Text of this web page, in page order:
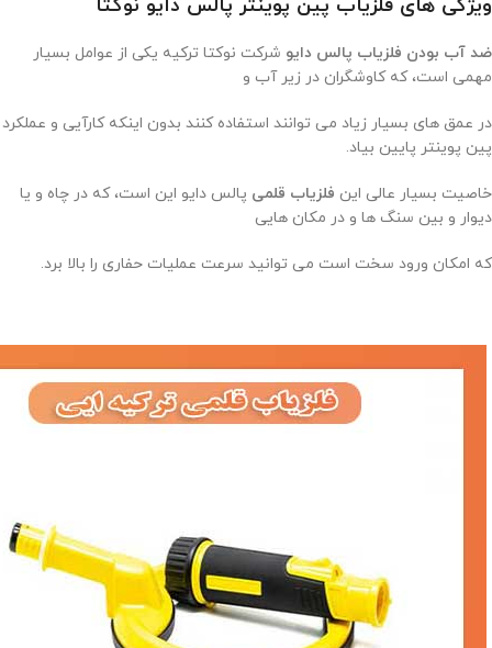
ویژگی های فلزیاب پین پوینتر پالس دایو نوکتا
ضد آب بودن فلزیاب پالس دایو شرکت نوکتا ترکیه یکی از عوامل بسیار
مهمی است، که کاوشگران در زیر آب و
در عمق های بسیار زیاد می توانند استفاده کنند بدون اینکه کارآیی و عملکرد
پین پوینتر پایین بیاد.
خاصیت بسیار عالی این فلزیاب قلمی پالس دایو این است، که در چاه و یا
دیوار و بین سنگ ها و در مکان هایی
که امکان ورود سخت است می توانید سرعت عملیات حفاری را بالا برد.